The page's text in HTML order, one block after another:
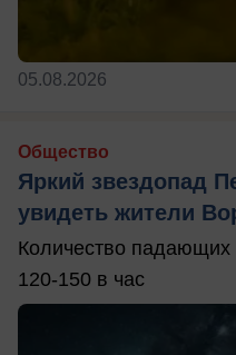
05.08.2026
Общество
Яркий звездопад
увидеть жители
Количество падающих
120-150 в час